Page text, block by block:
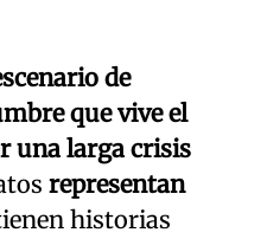
de
que vive el
una larga crisis
representan
historias